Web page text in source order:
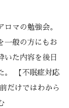
マの勉強会。
一般の方にもお
いた内容を後日
。 【不眠症対応
だけではわから